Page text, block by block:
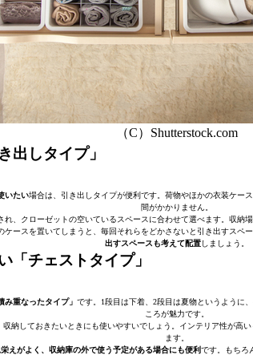
（C）Shutterstock.com
出しタイプ」
いたい場合は、引き出しタイプが便利です。荷物やほかの衣装ケー
間がかかりません。
れ、クローゼットの空いているスペースに合わせて選べます。収納
ースを置いてしまうと、毎回それらをどかさないと引き出すスペ
出すスペースも考えて配置しましょう。
「チェストタイプ」
み重なったタイプ」 です。1段目は下着、2段目は夏物というように
ころが魅力です。
納しておきたいときにも使いやすいでしょう。インテリア性が高
ます。
えがよく、収納庫の外で使う予定がある場合にも便利です。もちろ